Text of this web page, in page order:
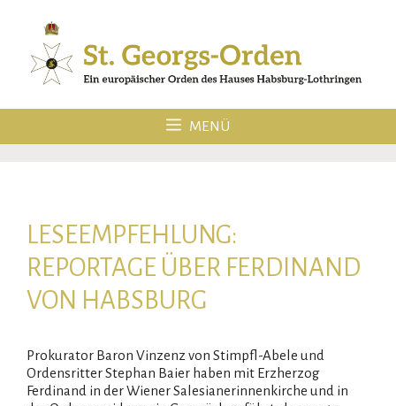
springen
MENÜ
LESEEMPFEHLUNG:
REPORTAGE ÜBER FERDINAND
VON HABSBURG
Prokurator Baron Vinzenz von Stimpfl-Abele und
Ordensritter Stephan Baier haben mit Erzherzog
Ferdinand in der Wiener Salesianerinnenkirche und in